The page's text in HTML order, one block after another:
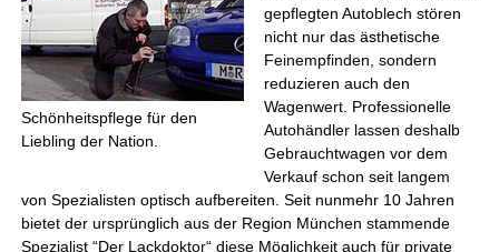
Schönheitspflege für den
Liebling der Nation.
gepflegten Autoblech stören
nicht nur das ästhetische
Feinempfinden, sondern
reduzieren auch den
Wagenwert. Professionelle
Autohändler lassen deshalb
Gebrauchtwagen vor dem
Verkauf schon seit langem
von Spezialisten optisch aufbereiten. Seit nunmehr 10 Jahren
bietet der ursprünglich aus der Region München stammende
Spezialist “Der Lackdoktor“ diese Möglichkeit auch für private